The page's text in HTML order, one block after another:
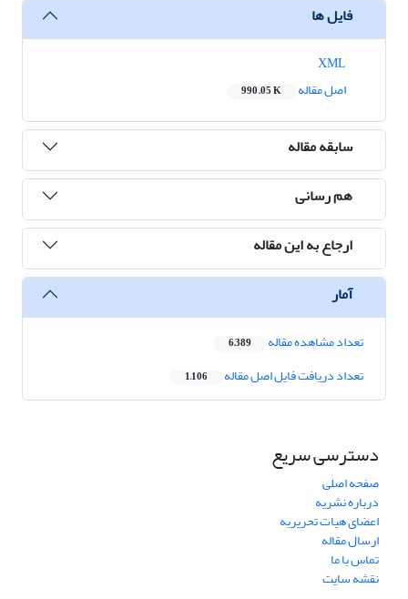
فایل ها
اصل مقاله
990.05 K
سابقه مقاله
هم رسانی
ارجاع به این مقاله
آمار
تعداد مشاهده مقاله 6,389
تعداد دریافت فایل اصل مقاله 1,106
دسترسی سریع
صفحه اصلی
درباره نشریه
اعضای هیات تحریریه
ارسال مقاله
تماس با ما
نقشه سایت